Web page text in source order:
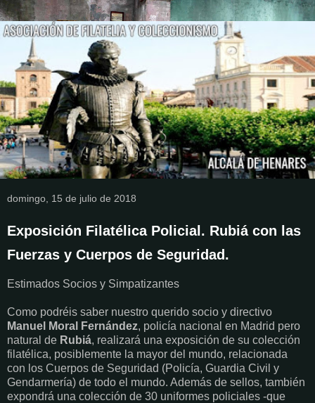
domingo, 15 de julio de 2018
Exposición Filatélica Policial. Rubiá con las
Fuerzas y Cuerpos de Seguridad.
Estimados Socios y Simpatizantes
Como podréis saber nuestro querido socio y directivo
Manuel Moral Fernández, policía nacional en Madrid pero
natural de Rubiá, realizará una exposición de su colección
filatélica, posiblemente la mayor del mundo, relacionada
con los Cuerpos de Seguridad (Policía, Guardia Civil y
Gendarmería) de todo el mundo. Además de sellos, también
expondrá una colección de 30 uniformes policiales -que